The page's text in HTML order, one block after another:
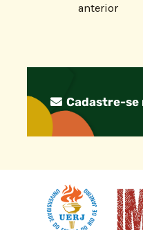
anterior
Cadastre-se